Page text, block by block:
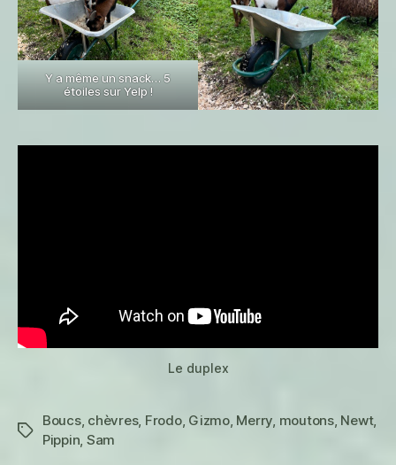
Y a même un snack… 5
étoiles sur Yelp !
Le duplex
Étiquettes
Boucs, chèvres, Frodo, Gizmo, Merry, moutons, Newt,
Pippin, Sam